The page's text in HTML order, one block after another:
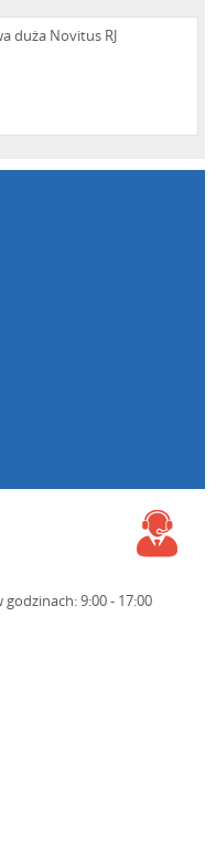
duża Novitus RJ
godzinach: 9:00 - 17:00